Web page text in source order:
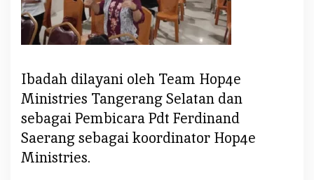
r
d
i
a
d
S
a
Ibadah dilayani oleh Team Hop4e
Ministries Tangerang Selatan dan
sebagai Pembicara Pdt Ferdinand
Saerang sebagai koordinator Hop4e
Ministries.